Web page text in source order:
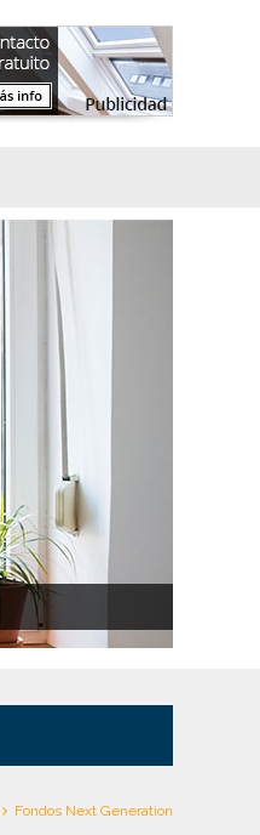
Fondos Next Generation